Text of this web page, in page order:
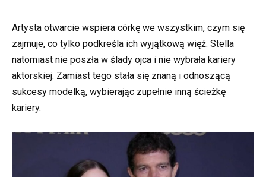
Artysta otwarcie wspiera córkę we wszystkim, czym się
zajmuje, co tylko podkreśla ich wyjątkową więź. Stella
natomiast nie poszła w ślady ojca i nie wybrała kariery
aktorskiej. Zamiast tego stała się znaną i odnoszącą
sukcesy modelką, wybierając zupełnie inną ścieżkę
kariery.